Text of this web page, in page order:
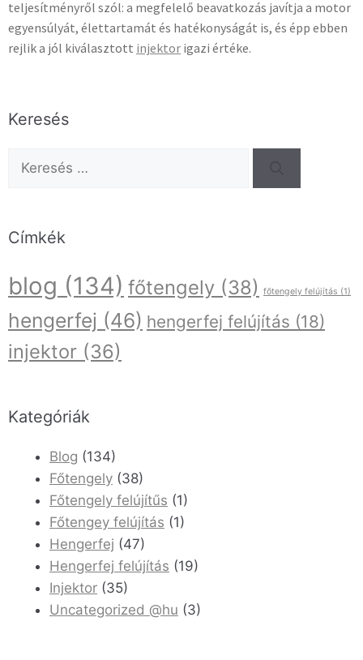
teljesítményről szól: a megfelelő beavatkozás javítja a motor
egyensúlyát, élettartamát és hatékonyságát is, és épp ebben
rejlik a jól kiválasztott injektor igazi értéke.
Keresés
Címkék
blog (134) főtengely (38) főtengely felújítás (1)
hengerfej (46) hengerfej felújítás (18)
injektor (36)
Kategóriák
Blog (134)
Főtengely (38)
Főtengely felújítűs (1)
Főtengey felújítás (1)
Hengerfej (47)
Hengerfej felújítás (19)
Injektor (35)
Uncategorized @hu (3)